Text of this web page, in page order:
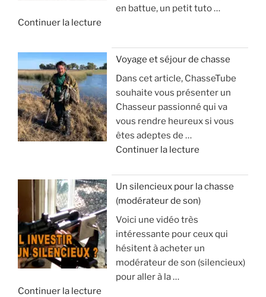
en battue, un petit tuto …
Continuer la lecture
«
B
a
l
l
e
a
p
o
p
h
y
s
Voyage et séjour de chasse
Dans cet article, ChasseTube
souhaite vous présenter un
Chasseur passionné qui va
vous rendre heureux si vous
êtes adeptes de …
Continuer la lecture
«
V
y
a
g
Un silencieux pour la chasse
(modérateur de son)
Voici une vidéo très
intéressante pour ceux qui
hésitent à acheter un
modérateur de son (silencieux)
pour aller à la …
Continuer la lecture